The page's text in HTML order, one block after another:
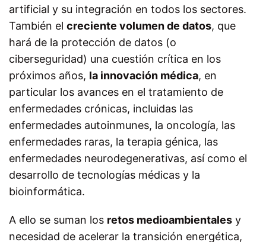
artificial y su integración en todos los sectores.
También el creciente volumen de datos, que
hará de la protección de datos (o
ciberseguridad) una cuestión crítica en los
próximos años, la innovación médica, en
particular los avances en el tratamiento de
enfermedades crónicas, incluidas las
enfermedades autoinmunes, la oncología, las
enfermedades raras, la terapia génica, las
enfermedades neurodegenerativas, así como el
desarrollo de tecnologías médicas y la
bioinformática.
A ello se suman los retos medioambientales y
necesidad de acelerar la transición energética,